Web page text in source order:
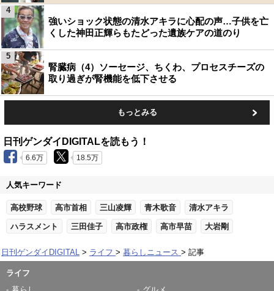
強いショック状態の清水アキラに心配の声…子供を亡
くした神田正輝らもたどった遺族ケアの道のり
4
腎臓病（4）ソーセージ、ちくわ、プロセスチーズの
取り過ぎが腎機能を低下させる
5
もっとみる
日刊ゲンダイDIGITALを読もう！
6.6万 18.5万
人気キーワード
高校野球 高市首相 三山凌輝 青木歌音 清水アキラ
ハラスメント 三田佳子 高市政権 高市早苗 大岩剛
日刊ゲンダイDIGITAL ライフ 暮らしニュース 記事
ライフ